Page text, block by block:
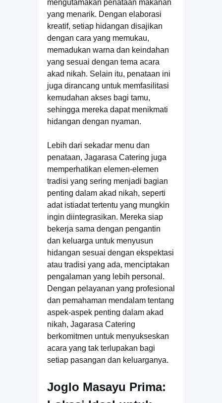
mengutamakan penataan makanan
yang menarik. Dengan elaborasi
kreatif, setiap hidangan disajikan
dengan cara yang memukau,
memadukan warna dan keindahan
yang sesuai dengan tema acara
akad nikah. Selain itu, penataan ini
juga dirancang untuk memfasilitasi
kemudahan akses bagi tamu,
sehingga mereka dapat menikmati
hidangan dengan nyaman.
Lebih dari sekadar menu dan
penataan, Jagarasa Catering juga
memperhatikan elemen-elemen
tradisi yang sering menjadi bagian
penting dalam akad nikah, seperti
adat istiadat tertentu yang mungkin
ingin diintegrasikan. Mereka siap
bekerja sama dengan pengantin
dan keluarga untuk menyusun
hidangan sesuai dengan ekspektasi
atau tradisi yang ada, menciptakan
pengalaman yang lebih personal.
Dengan pelayanan yang profesional
dan pemahaman mendalam tentang
aspek-aspek penting dalam akad
nikah, Jagarasa Catering
berkomitmen untuk menyukseskan
acara yang tak terlupakan bagi
setiap pasangan dan keluarganya.
Joglo Masayu Prima: